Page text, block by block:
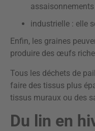
industrielle : elle
Enfin, les graines
produire des œufs
Tous les déchets de
faire des tissus plus
tissus muraux ou des
Du lin en